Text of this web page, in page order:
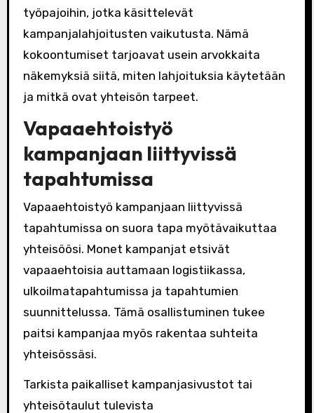
työpajoihin, jotka käsittelevät
kampanjalahjoitusten vaikutusta. Nämä
kokoontumiset tarjoavat usein arvokkaita
näkemyksiä siitä, miten lahjoituksia käytetään
ja mitkä ovat yhteisön tarpeet.
Vapaaehtoistyö
kampanjaan liittyvissä
tapahtumissa
Vapaaehtoistyö kampanjaan liittyvissä
tapahtumissa on suora tapa myötävaikuttaa
yhteisöösi. Monet kampanjat etsivät
vapaaehtoisia auttamaan logistiikassa,
ulkoilmatapahtumissa ja tapahtumien
suunnittelussa. Tämä osallistuminen tukee
paitsi kampanjaa myös rakentaa suhteita
yhteisössäsi.
Tarkista paikalliset kampanjasivustot tai
yhteisötaulut tulevista